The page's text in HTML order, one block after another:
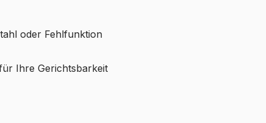
oder Fehlfunktion
Ihre Gerichtsbarkeit